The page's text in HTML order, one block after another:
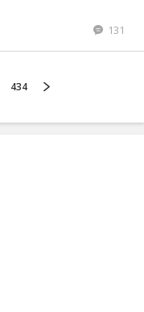
131
434